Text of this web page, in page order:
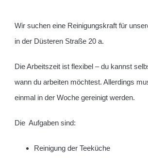
Wir suchen eine Reinigungskraft für
in der Düsteren Straße 20 a.
Die Arbeitszeit ist flexibel – du kannst
wann du arbeiten möchtest. Allerdings
einmal in der Woche gereinigt werden.
Die Aufgaben sind:
Reinigung der Teeküche